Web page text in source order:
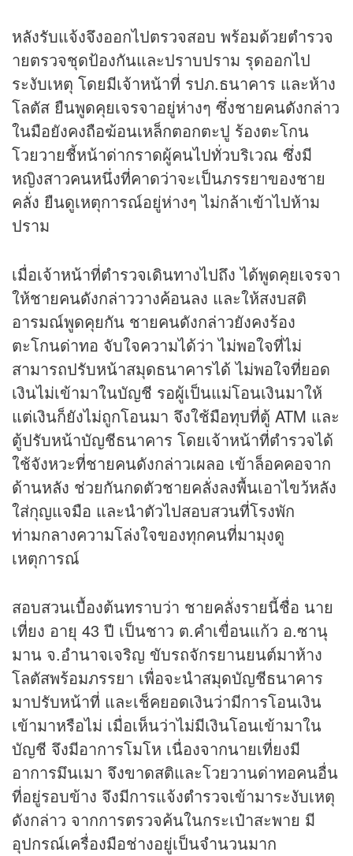
หลังรับแจ้งจึงออกไปตรวจสอบ พร้อมด้วยตำรวจ
ายตรวจชุดป้องกันและปราบปราม รุดออกไป
ระงับเหตุ โดยมีเจ้าหน้าที่ รปภ.ธนาคาร และห้าง
โลตัส ยืนพูดคุยเจรจาอยู่ห่างๆ ซึ่งชายคนดังกล่าว
ในมือยังคงถือฆ้อนเหล็กตอกตะปู ร้องตะโกน
โวยวายชี้หน้าด่ากราดผู้คนไปทั่วบริเวณ ซึ่งมี
หญิงสาวคนหนึ่งที่คาดว่าจะเป็นภรรยาของชาย
คลั่ง ยืนดูเหตุการณ์อยู่ห่างๆ ไม่กล้าเข้าไปห้าม
ปราม
เมื่อเจ้าหน้าที่ตำรวจเดินทางไปถึง ได้พูดคุยเจรจา
ให้ชายคนดังกล่าววางค้อนลง และให้สงบสติ
อารมณ์พูดคุยกัน ชายคนดังกล่าวยังคงร้อง
ตะโกนด่าทอ จับใจความได้ว่า ไม่พอใจที่ไม่
สามารถปรับหน้าสมุดธนาคารได้ ไม่พอใจที่ยอด
เงินไม่เข้ามาในบัญชี รอผู้เป็นแม่โอนเงินมาให้
แต่เงินก็ยังไม่ถูกโอนมา จึงใช้มือทุบที่ตู้ ATM และ
ตู้ปรับหน้าบัญชีธนาคาร โดยเจ้าหน้าที่ตำรวจได้
ใช้จังหวะที่ชายคนดังกล่าวเผลอ เข้าล็อคคอจาก
ด้านหลัง ช่วยกันกดตัวชายคลั่งลงพื้นเอาไขว้หลัง
ใส่กุญแจมือ และนำตัวไปสอบสวนที่โรงพัก
ท่ามกลางความโล่งใจของทุกคนที่มามุงดู
เหตุการณ์
สอบสวนเบื้องต้นทราบว่า ชายคลั่งรายนี้ชื่อ นาย
เที่ยง อายุ 43 ปี เป็นชาว ต.คำเขื่อนแก้ว อ.ซานุ
มาน จ.อำนาจเจริญ ขับรถจักรยานยนต์มาห้าง
โลตัสพร้อมภรรยา เพื่อจะนำสมุดบัญชีธนาคาร
มาปรับหน้าที่ และเช็คยอดเงินว่ามีการโอนเงิน
เข้ามาหรือไม่ เมื่อเห็นว่าไม่มีเงินโอนเข้ามาใน
บัญชี จึงมีอาการโมโห เนื่องจากนายเที่ยงมี
อาการมึนเมา จึงขาดสติและโวยวานด่าทอคนอื่น
ที่อยู่รอบข้าง จึงมีการแจ้งตำรวจเข้ามาระงับเหตุ
ดังกล่าว จากการตรวจค้นในกระเป๋าสะพาย มี
อุปกรณ์เครื่องมือช่างอยู่เป็นจำนวนมาก